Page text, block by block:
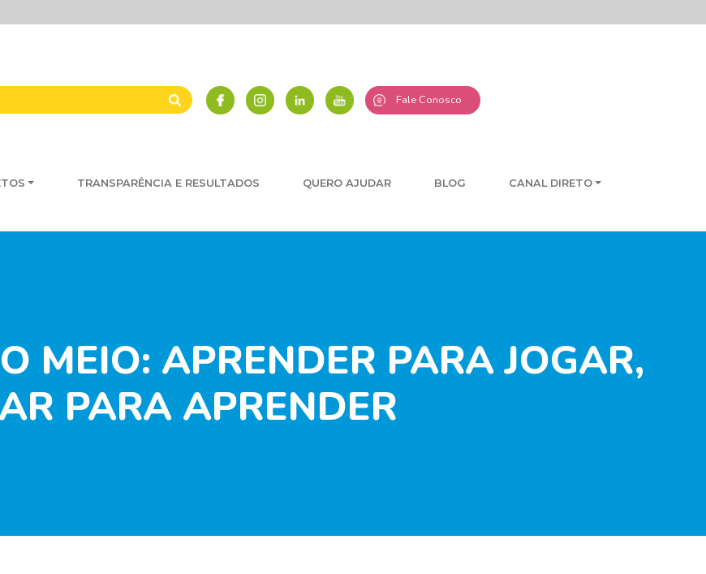
Fale Conosco
TRANSPARÊNCIA E RESULTADOS QUERO AJUDAR BLOG CANAL DIRETO
MEIO: APRENDER PARA JOGAR,
PARA APRENDER